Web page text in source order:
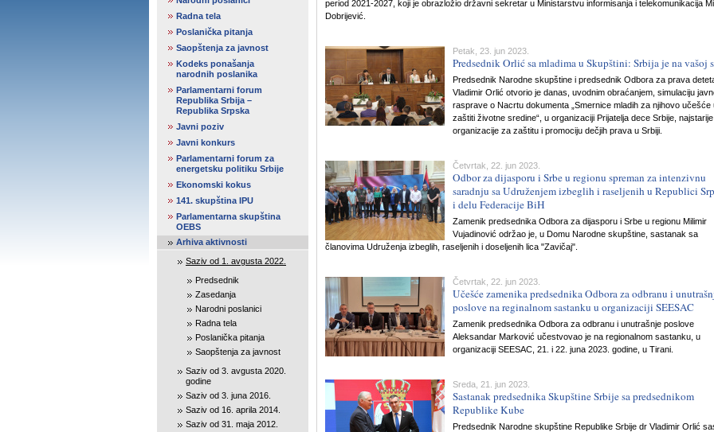
Radna tela
Poslanička pitanja
Saopštenja za javnost
Kodeks ponašanja
narodnih poslanika
Parlamentarni forum
Republika Srbija –
Republika Srpska
Javni poziv
Javni konkurs
Parlamentarni forum za
energetsku politiku Srbije
Ekonomski kokus
141. skupština IPU
Parlamentarna skupština
OEBS
Arhiva aktivnosti
Saziv od 1. avgusta 2022.
Predsednik
Zasedanja
Narodni poslanici
Radna tela
Poslanička pitanja
Saopštenja za javnost
Saziv od 3. avgusta 2020.
godine
Saziv od 3. juna 2016.
Saziv od 16. aprila 2014.
Saziv od 31. maja 2012.
period 2021-2027, koji je obrazložio državni sekretar u Ministarstvu informisanja i telekomunikacija
Dobrijević.
Petak, 23. jun 2023.
Predsednik Orlić sa mladima u Skupštini: Srbija je na vašoj
Predsednik Narodne skupštine i predsednik Odbora za prava
Vladimir Orlić otvorio je danas, uvodnim obraćanjem, simulaciju
rasprave o Nacrtu dokumenta „Smernice mladih za njihovo učešće
zaštiti životne sredine“, u organizaciji Prijatelja dece Srbije, najstarije
organizacije za zaštitu i promociju dečjih prava u Srbiji.
Četvrtak, 22. jun 2023.
Odbor za dijasporu i Srbe u regionu spreman za intenzivnu
saradnju sa Udruženjem izbeglih i raseljenih u Republici
i delu Federacije BiH
Zamenik predsednika Odbora za dijasporu i Srbe u regionu Milimir
Vujadinović održao je, u Domu Narodne skupštine, sastanak sa
članovima Udruženja izbeglih, raseljenih i doseljenih lica "Zavičaj".
Četvrtak, 22. jun 2023.
Učešće zamenika predsednika Odbora za odbranu i
poslove na reginalnom sastanku u organizaciji SEESAC
Zamenik predsednika Odbora za odbranu i unutrašnje poslove
Aleksandar Marković učestvovao je na regionalnom sastanku, u
organizaciji SEESAC, 21. i 22. juna 2023. godine, u Tirani.
Sreda, 21. jun 2023.
Sastanak predsednika Skupštine Srbije sa predsednikom
Republike Kube
Predsednik Narodne skupštine Republike Srbije dr Vladimir Orlić